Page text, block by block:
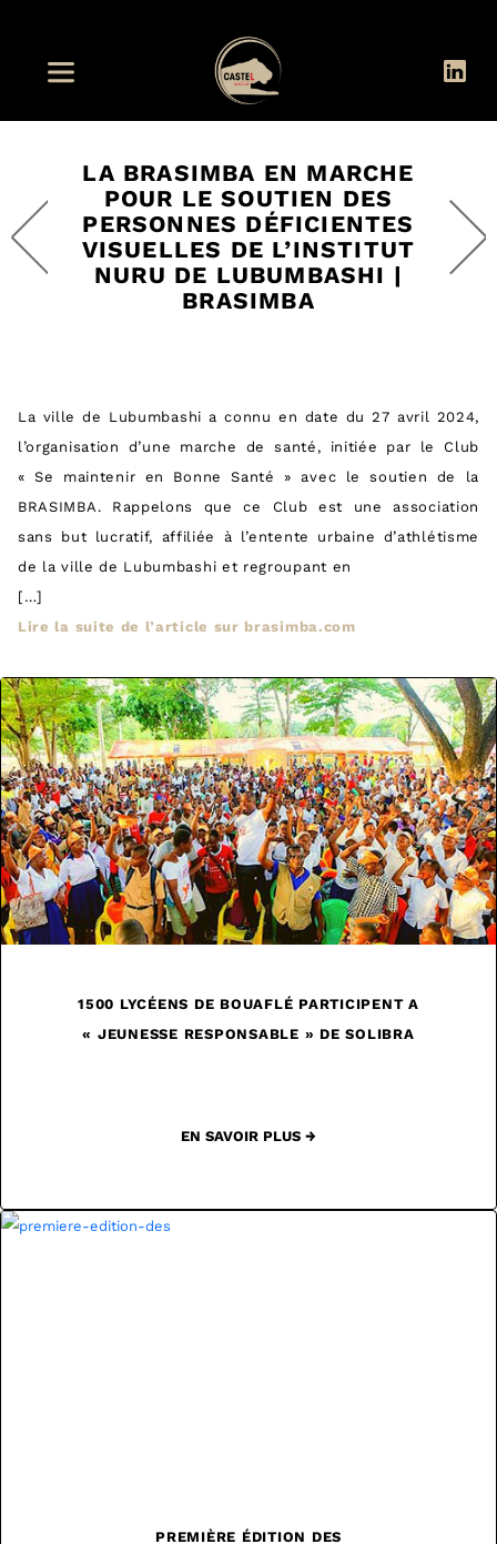
LA BRASIMBA EN MARCHE
POUR LE SOUTIEN DES
PERSONNES DÉFICIENTES
VISUELLES DE L’INSTITUT
NURU DE LUBUMBASHI |
BRASIMBA
La ville de Lubumbashi a connu en date du 27 avril 2024,
l’organisation d’une marche de santé, initiée par le Club
« Se maintenir en Bonne Santé » avec le soutien de la
BRASIMBA. Rappelons que ce Club est une association
sans but lucratif, affiliée à l’entente urbaine d’athlétisme
de la ville de Lubumbashi et regroupant en
[…]
Lire la suite de l’article sur brasimba.com
1500 LYCÉENS DE BOUAFLÉ PARTICIPENT A
« JEUNESSE RESPONSABLE » DE SOLIBRA
EN SAVOIR PLUS →
PREMIÈRE ÉDITION DES